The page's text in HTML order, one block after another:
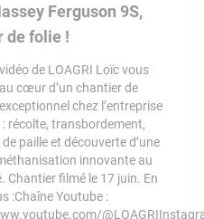
Ferguson 9S,
de folie !
de LOAGRI Loïc vous
cœur d’un chantier de
chez l’entreprise
: récolte, transbordement,
paille et découverte d’une
innovante au
Chantier filmé le 17 juin. En
:Chaîne Youtube :